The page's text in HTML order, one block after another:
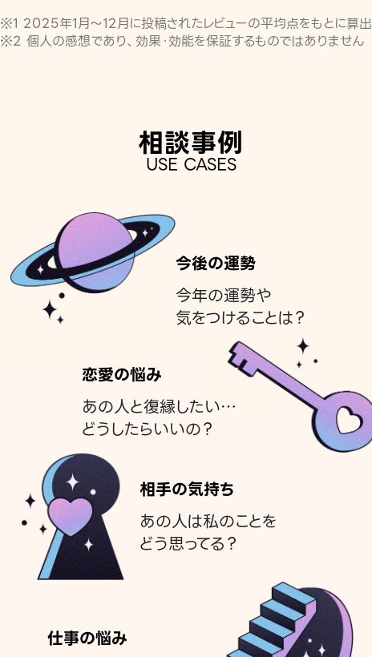
※1 2025年1月〜12月に投稿されたレビューの平均点をもとに算出
※2 個人の感想であり、効果・効能を保証するものではありません
相談事例
USE CASES
今後の運勢
今年の運勢や
気をつけることは？
恋愛の悩み
あの人と復縁したい…
どうしたらいいの？
相手の気持ち
あの人は私のことを
どう思ってる？
仕事の悩み